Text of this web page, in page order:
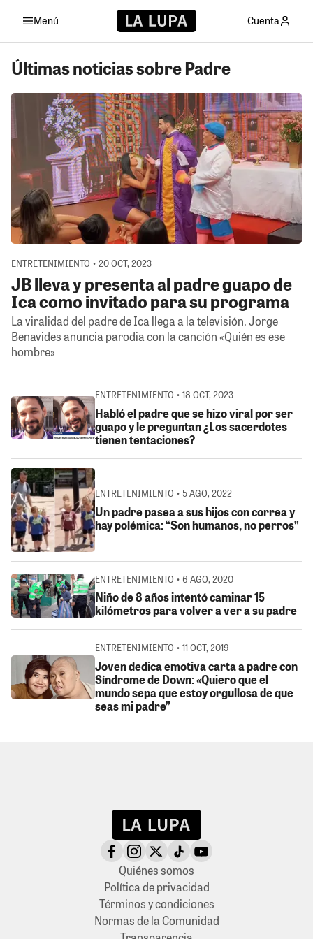
Menú Cuenta
Últimas noticias sobre Padre
ENTRETENIMIENTO • 20 OCT, 2023
JB lleva y presenta al padre guapo de
Ica como invitado para su programa
La viralidad del padre de Ica llega a la televisión. Jorge
Benavides anuncia parodia con la canción «Quién es ese
hombre»
ENTRETENIMIENTO • 18 OCT, 2023
Habló el padre que se hizo viral por ser
guapo y le preguntan ¿Los sacerdotes
tienen tentaciones?
ENTRETENIMIENTO • 5 AGO, 2022
Un padre pasea a sus hijos con correa y
hay polémica: “Son humanos, no perros”
ENTRETENIMIENTO • 6 AGO, 2020
Niño de 8 años intentó caminar 15
kilómetros para volver a ver a su padre
ENTRETENIMIENTO • 11 OCT, 2019
Joven dedica emotiva carta a padre con
Síndrome de Down: «Quiero que el
mundo sepa que estoy orgullosa de que
seas mi padre”
Quiénes somos
Política de privacidad
Términos y condiciones
Normas de la Comunidad